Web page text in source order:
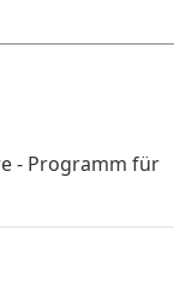
- Programm für